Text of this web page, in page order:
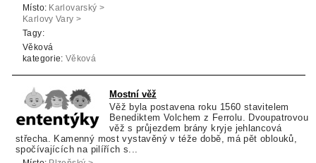
Místo: Karlovarský >
Karlovy Vary >
Ostrov
Tagy:
Věková
kategorie: Věková
Mostní věž
Věž byla postavena roku 1560 stavitelem
Benediktem Volchem z Ferrolu. Dvoupatrovou
věž s průjezdem brány kryje jehlancová
střecha. Kamenný most vystavěný v téže době, má pět oblouků,
spočívajících na pilířích s...